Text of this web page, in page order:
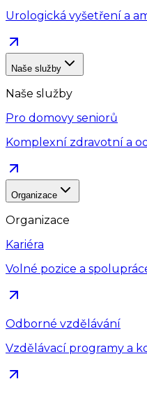
Urologická vyšetření a
Naše služby
Naše služby
Pro domovy seniorů
Komplexní zdravotní a
Organizace
Organizace
Kariéra
Volné pozice a
Odborné vzdělávání
Vzdělávací programy a